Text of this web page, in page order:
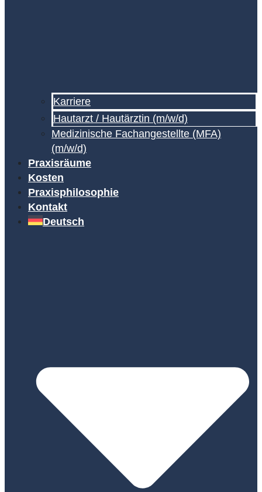
Karriere
Hautarzt / Hautärztin (m/w/d)
Medizinische Fachangestellte (MFA)
(m/w/d)
Praxisräume
Kosten
Praxisphilosophie
Kontakt
Deutsch